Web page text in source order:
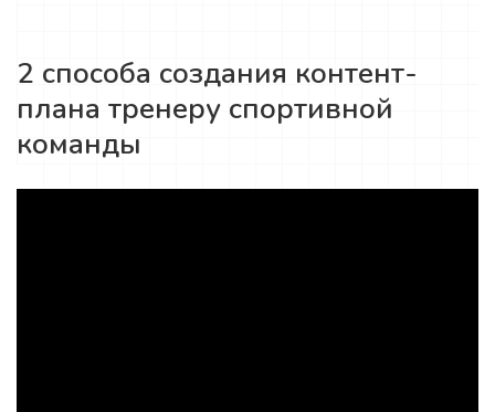
2 способа создания контент-
плана тренеру спортивной
команды